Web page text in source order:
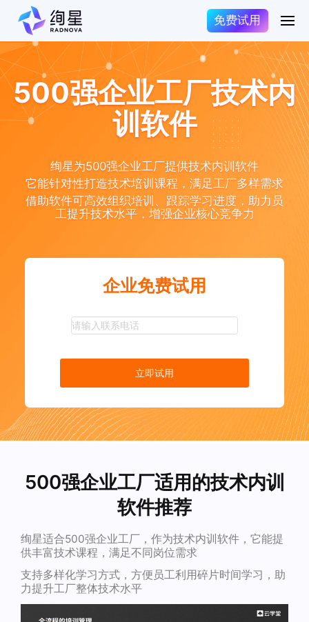
免费试用
500强企业工厂技术内
训软件
绚星为500强企业工厂提供技术内训软件
它能针对性打造技术培训课程，满足工厂多样需求
借助软件可高效组织培训、跟踪学习进度，助力员
工提升技术水平，增强企业核心竞争力
企业免费试用
立即试用
500强企业工厂适用的技术内训
软件推荐
绚星适合500强企业工厂，作为技术内训软件，它能提
供丰富技术课程，满足不同岗位需求
支持多样化学习方式，方便员工利用碎片时间学习，助
力提升工厂整体技术水平